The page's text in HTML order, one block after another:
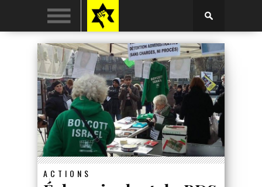
ACTIONS